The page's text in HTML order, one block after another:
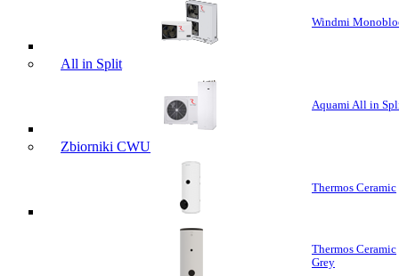
Windmi
All in Split
Aquami All in
Zbiorniki CWU
Thermos Ceramic
Thermos Ceramic
Grey